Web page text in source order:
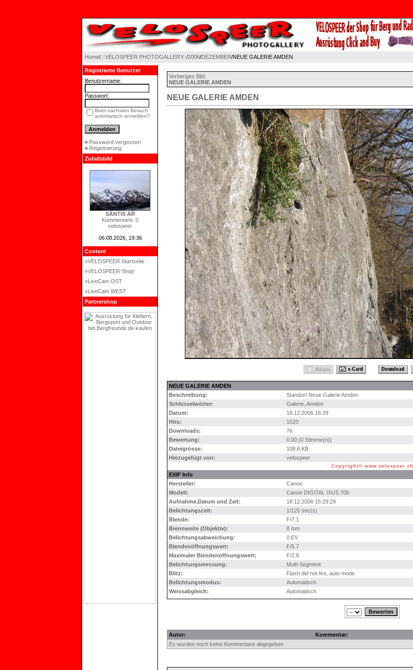
Home/ .::VELOSPEER PHOTOGALLERY::/2006/DEZEMBER/NEUE GALERIE AMDEN
Registrierte Benutzer
Benutzername:
Passwort:
Beim nächsten Besuch
automatisch anmelden?
» Password vergessen
» Registrierung
Zufallsbild
SÄNTIS AR
Kommentare: 0
velospeer
06.08.2026, 19:36
Content
»VELOSPEER Startseite
»VELOSPEER Shop
»LiveCam OST
»LiveCam WEST
Partnershop
Vorheriges Bild:
NEUE GALERIE AMDEN
NEUE GALERIE AMDEN
NEUE GALERIE AMDEN
Beschreibung:
Standort Neue Galerie Amden.
Schlüsselwörter:
Galerie Amden
Datum:
18.12.2006 16:29
Hits:
1520
Downloads:
76
Bewertung:
0.00 (0 Stimme(n))
Dateigrösse:
108.6 KB
Hinzugefügt von:
velospeer
Copyright© www.velospeer.ch
EXIF Info
Hersteller:
Canon
Modell:
Canon DIGITAL IXUS 700
Aufnahme,Datum und Zeit:
18.12.2006 15:29:29
Belichtungszeit:
1/125 sec(s)
Blende:
F/7.1
Brennweite (Objektiv):
8 mm
Belichtungsabweichung:
0 EV
Blendenöffnungswert:
F/5.7
Maximaler Blendenöffnungswert:
F/2.8
Belichtungsmessung:
Multi-Segment
Blitz:
Flash did not fire, auto mode
Belichtungsmodus:
Automatisch
Weissabgleich:
Automatisch
Autor:
Kommentar:
Es wurden noch keine Kommentare abgegeben.